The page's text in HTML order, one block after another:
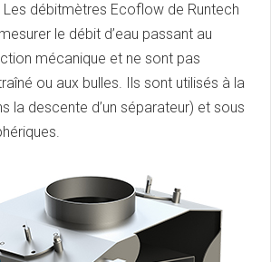
débitmètres Ecoflow de Runtech
le débit d’eau passant au
mécanique et ne sont pas
ou aux bulles. Ils sont utilisés à la
la descente d’un séparateur) et sous